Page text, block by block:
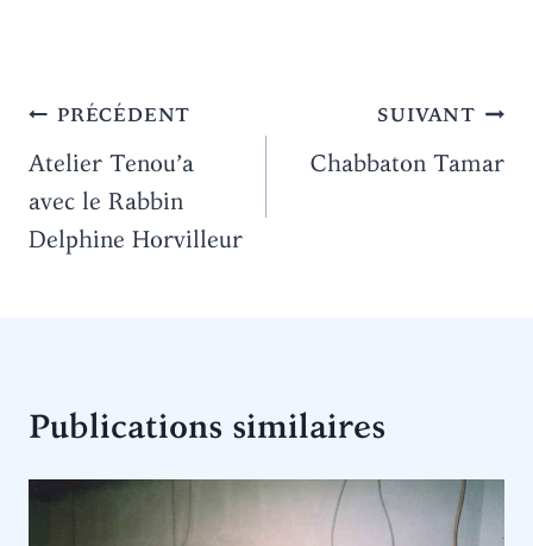
Navigation
de
l’article
PRÉCÉDENT
Atelier Tenou’a
avec le Rabbin
Delphine Horvilleur
SUIVANT
Chabbaton Tamar
Publications similaires